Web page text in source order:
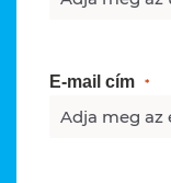
E-mail cím